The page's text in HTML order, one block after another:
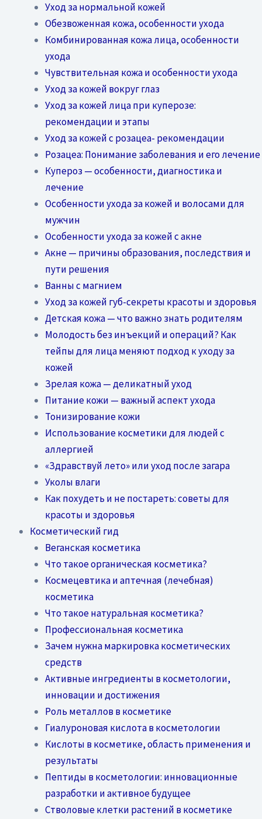
Уход за нормальной кожей
Обезвоженная кожа, особенности ухода
Комбинированная кожа лица, особенности
ухода
Чувствительная кожа и особенности ухода
Уход за кожей вокруг глаз
Уход за кожей лица при куперозе:
рекомендации и этапы
Уход за кожей с розацеа- рекомендации
Розацеа: Понимание заболевания и его лечение
Купероз — особенности, диагностика и
лечение
Особенности ухода за кожей и волосами для
мужчин
Особенности ухода за кожей с акне
Акне — причины образования, последствия и
пути решения
Ванны с магнием
Уход за кожей губ-секреты красоты и здоровья
Детская кожа — что важно знать родителям
Молодость без инъекций и операций? Как
тейпы для лица меняют подход к уходу за
кожей
Зрелая кожа — деликатный уход
Питание кожи — важный аспект ухода
Тонизирование кожи
Использование косметики для людей с
аллергией
«Здравствуй лето» или уход после загара
Уколы влаги
Как похудеть и не постареть: советы для
красоты и здоровья
Косметический гид
Веганская косметика
Что такое органическая косметика?
Космецевтика и аптечная (лечебная)
косметика
Что такое натуральная косметика?
Профессиональная косметика
Зачем нужна маркировка косметических
средств
Активные ингредиенты в косметологии,
инновации и достижения
Роль металлов в косметике
Гиалуроновая кислота в косметологии
Кислоты в косметике, область применения и
результаты
Пептиды в косметологии: инновационные
разработки и активное будущее
Стволовые клетки растений в косметике